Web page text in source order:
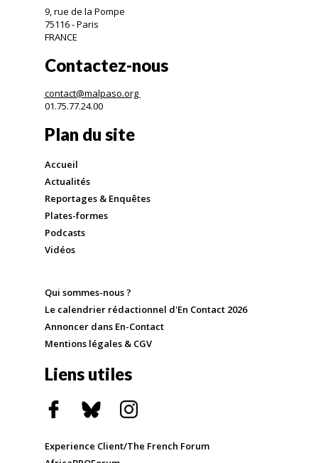
9, rue de la Pompe
75116 - Paris
FRANCE
Contactez-nous
contact@malpaso.org
01.75.77.24.00
Plan du site
Accueil
Actualités
Reportages & Enquêtes
Plates-formes
Podcasts
Vidéos
Qui sommes-nous ?
Le calendrier rédactionnel d'En Contact 2026
Annoncer dans En-Contact
Mentions légales & CGV
Liens utiles
Experience Client/The French Forum